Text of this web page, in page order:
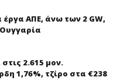
ΑΠΕ, άνω των 2 GW,
2.615 μον.
1,76%, τζίρο στα €238